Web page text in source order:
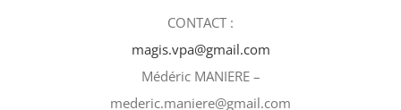
CONTACT :
magis.vpa@gmail.com
Médéric MANIERE –
mederic.maniere@gmail.com